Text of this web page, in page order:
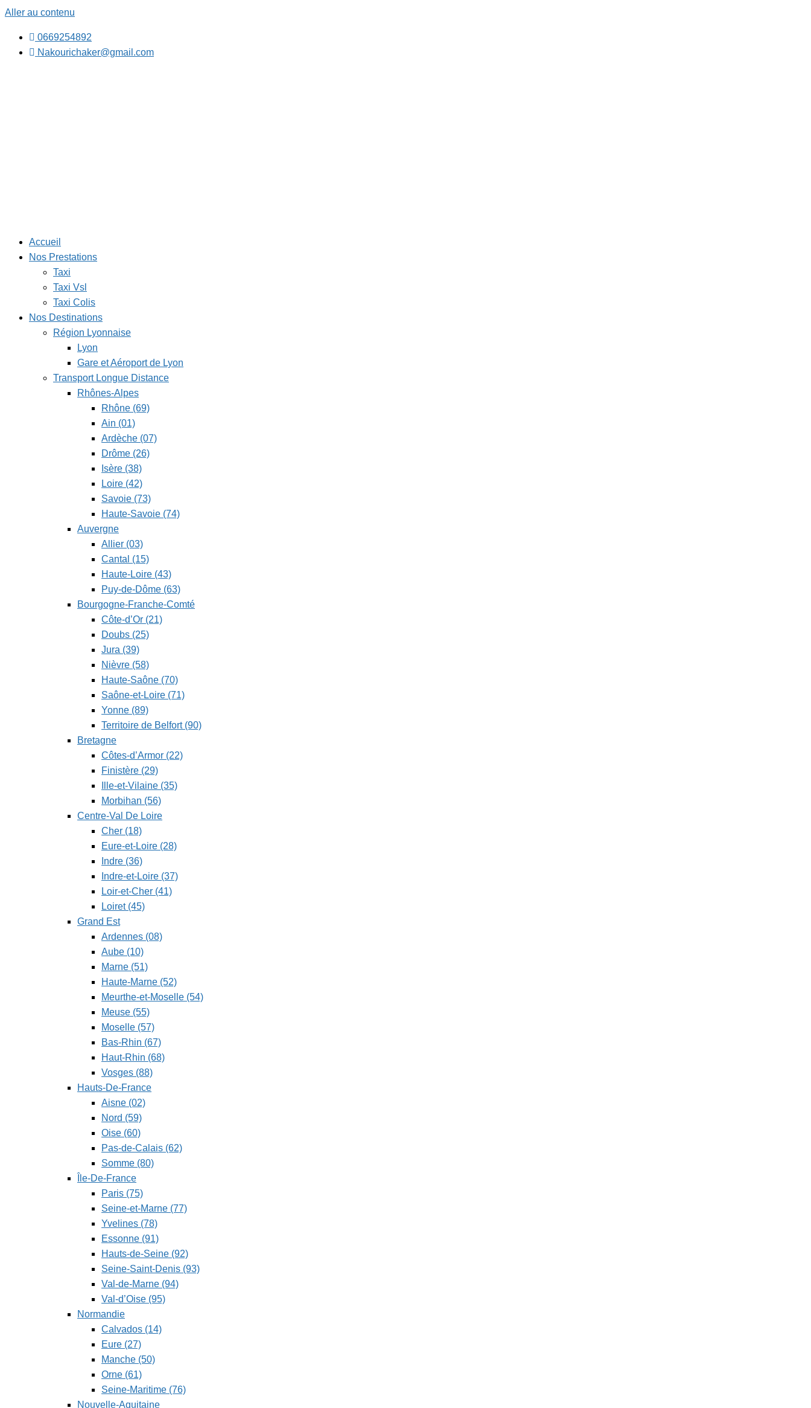
Aller au contenu
0669254892
Nakourichaker@gmail.com
Accueil
Nos Prestations
Taxi
Taxi Vsl
Taxi Colis
Nos Destinations
Région Lyonnaise
Lyon
Gare et Aéroport de Lyon
Transport Longue Distance
Rhônes-Alpes
Rhône (69)
Ain (01)
Ardèche (07)
Drôme (26)
Isère (38)
Loire (42)
Savoie (73)
Haute-Savoie (74)
Auvergne
Allier (03)
Cantal (15)
Haute-Loire (43)
Puy-de-Dôme (63)
Bourgogne-Franche-Comté
Côte-d’Or (21)
Doubs (25)
Jura (39)
Nièvre (58)
Haute-Saône (70)
Saône-et-Loire (71)
Yonne (89)
Territoire de Belfort (90)
Bretagne
Côtes-d’Armor (22)
Finistère (29)
Ille-et-Vilaine (35)
Morbihan (56)
Centre-Val De Loire
Cher (18)
Eure-et-Loire (28)
Indre (36)
Indre-et-Loire (37)
Loir-et-Cher (41)
Loiret (45)
Grand Est
Ardennes (08)
Aube (10)
Marne (51)
Haute-Marne (52)
Meurthe-et-Moselle (54)
Meuse (55)
Moselle (57)
Bas-Rhin (67)
Haut-Rhin (68)
Vosges (88)
Hauts-De-France
Aisne (02)
Nord (59)
Oise (60)
Pas-de-Calais (62)
Somme (80)
Île-De-France
Paris (75)
Seine-et-Marne (77)
Yvelines (78)
Essonne (91)
Hauts-de-Seine (92)
Seine-Saint-Denis (93)
Val-de-Marne (94)
Val-d’Oise (95)
Normandie
Calvados (14)
Eure (27)
Manche (50)
Orne (61)
Seine-Maritime (76)
Nouvelle-Aquitaine